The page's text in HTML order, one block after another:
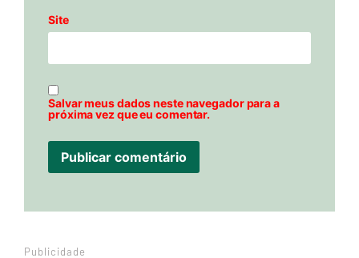
Site
Salvar meus dados neste navegador para a
próxima vez que eu comentar.
Publicidade